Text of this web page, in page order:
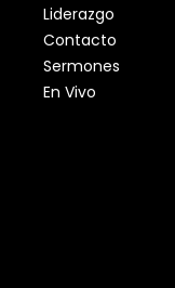
Liderazgo
Contacto
Sermones
En Vivo